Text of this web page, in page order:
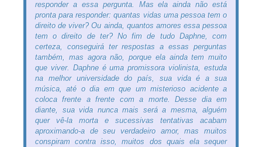
responder a essa pergunta. Mas ela ainda não está
pronta para responder: quantas vidas uma pessoa tem o
direito de viver? Ou ainda, quantos amores essa pessoa
tem o direito de ter? No fim de tudo Daphne, com
certeza, conseguirá ter respostas a essas perguntas
também, mas agora não, porque ela ainda tem muito
que viver. Daphne é uma promissora violinista, estuda
na melhor universidade do país, sua vida é a sua
música, até o dia em que um misterioso acidente a
coloca frente a frente com a morte. Desse dia em
diante, sua vida nunca mais será a mesma, alguém
quer vê-la morta e sucessivas tentativas acabam
aproximando-a de seu verdadeiro amor, mas muitos
conspiram contra isso, muitos dos quais ela sequer